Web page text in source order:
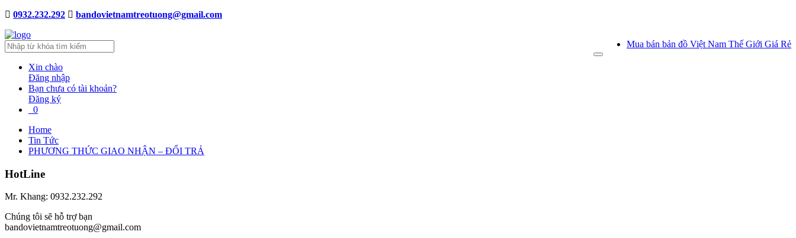
0932.232.292 bandovietnamtreotuong@gmail.com
Mua bán bản đồ Việt Nam Thế Giới Giá Rẻ
Xin chào
Đăng nhập
Bạn chưa có tài khoản?
Đăng ký
0
Home
Tin Tức
PHƯƠNG THỨC GIAO NHẬN – ĐỔI TRẢ
HotLine
Mr. Khang: 0932.232.292
Chúng tôi sẽ hỗ trợ bạn
bandovietnamtreotuong@gmail.com